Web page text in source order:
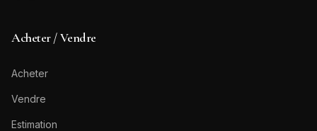
Acheter / Vendre
Acheter
Vendre
Estimation